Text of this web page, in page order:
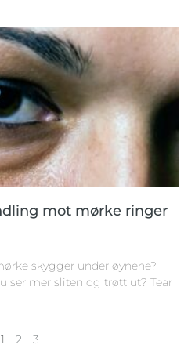
mot mørke ringer
skygger under øynene?
ser mer sliten og trøtt ut? Tear
1 2 3